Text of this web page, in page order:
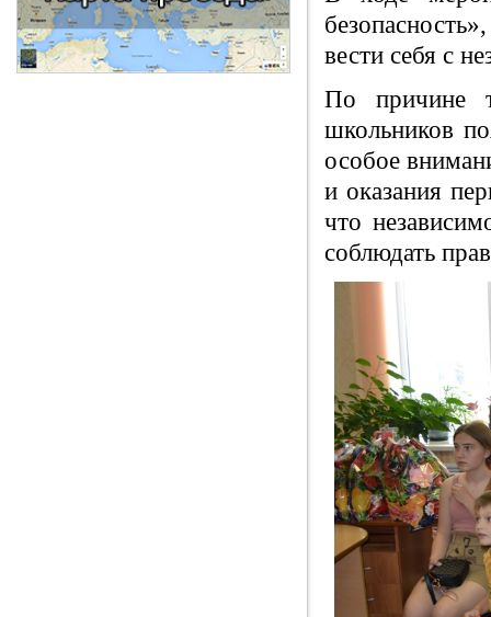
вести себя с
По причине
школьников
особое
и оказания
что
соблюдать